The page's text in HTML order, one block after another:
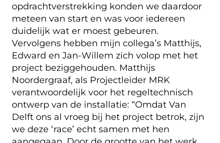
opdrachtverstrekking konden we daardoor
meteen van start en was voor iedereen
duidelijk wat er moest gebeuren.
Vervolgens hebben mijn collega’s Matthijs,
Edward en Jan-Willem zich volop met het
project beziggehouden. Matthijs
Noordergraaf, als Projectleider MRK
verantwoordelijk voor het regeltechnisch
ontwerp van de installatie: “Omdat Van
Delft ons al vroeg bij het project betrok, zijn
we deze ‘race’ echt samen met hen